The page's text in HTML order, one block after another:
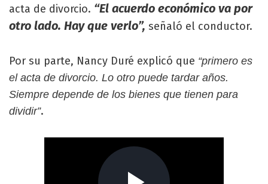
acta de divorcio. “El acuerdo económico va por
otro lado. Hay que verlo”, señaló el conductor.
Por su parte, Nancy Duré explicó que “primero es
el acta de divorcio. Lo otro puede tardar años.
Siempre depende de los bienes que tienen para
dividir”.